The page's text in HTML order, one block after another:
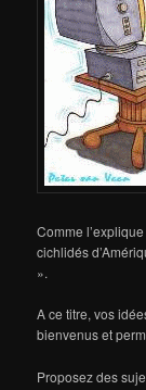
Comme
cichlidés
».
A ce titre, vos
bienvenus et
Proposez des